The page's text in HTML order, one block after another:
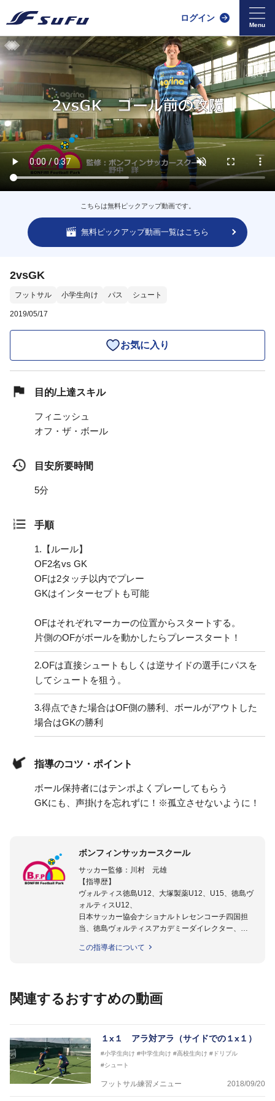
ログイン
こちらは無料ピックアップ動画です。
無料ピックアップ動画一覧はこちら
2vsGK
フットサル 小学生向け パス シュート
2019/05/17
お気に入り
目的/上達スキル
フィニッシュ
オフ・ザ・ボール
目安所要時間
5分
手順
1. 【ルール】
OF2名vs GK
OFは2タッチ以内でプレー
GKはインターセプトも可能
OFはそれぞれマーカーの位置からスタートする。
片側のOFがボールを動かしたらプレースタート！
2.OFは直接シュートもしくは逆サイドの選手にパスを
してシュートを狙う。
3.得点できた場合はOF側の勝利、ボールがアウトした
場合はGKの勝利
指導のコツ・ポイント
ボール保持者にはテンポよくプレーしてもらう
GKにも、声掛けを忘れずに！※孤立させないように！
ボンフィンサッカースクール
サッカー監修：川村 元雄
【指導歴】
ヴォルティス徳島U12、大塚製薬U12、U15、徳島ヴ
ォルティスU12、
日本サッカー協会ナショナルトレセンコーチ四国担
当、徳島ヴォルティスアカデミーダイレクター、
日本サッカー協会公認B級養成講習会インストラクタ
協会公認キッズリーダーチーフインストラクター
【指導歴】
FリーグU23選抜監督、ミャンマー女子フットサル代
表監督
日本サッカー協会フットサルインストラクター、AFC
（アジアサッカー連盟）フットサルインストラクター
この指導者について
関連するおすすめの動画
１x１ アラ対アラ（サイドでの１x１）
#小学生向け #中学生向け #高校生向け #ドリブル
#シュート
フットサル練習メニュー 2018/09/20